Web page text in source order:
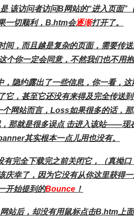
该访问者访问B网站的“进入页面”
一切顺利，B.htm会逐渐打开了。
间，而且越是复杂的页面，需要传
你一定会同意，不然我们也不用抱
隐约露出了一些信息，你一看，
它，甚至它还没有来得及完全传送
个网站而言，Loss如果很多的话，
那就是很多误点 击进入该站——
其实根本一点儿用也没有。
完全下载完之前关闭它，（真拗
庆幸了，因为它没有从你这里获得
开始提到的Bounce ！
站后，却没有用鼠标点击B.htm上